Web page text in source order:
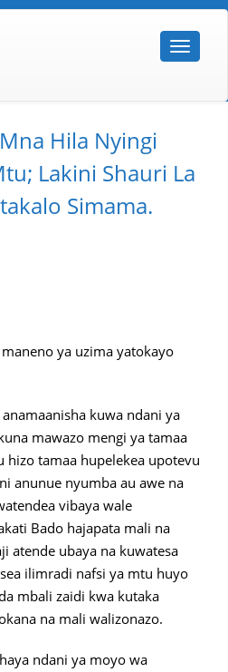
Hila Nyingi
Lakini Shauri La
Simama.
ya uzima yatokayo
kuwa ndani ya
mawazo mengi ya tamaa
hizo tamaa hupelekea upotevu
anunue nyumba au awe na
vibaya wale
Bado hajapata mali na
atende ubaya na kuwatesa
ilimradi nafsi ya mtu huyo
mbali zaidi kwa kutaka
na mali walizonazo.
ndani ya moyo wa